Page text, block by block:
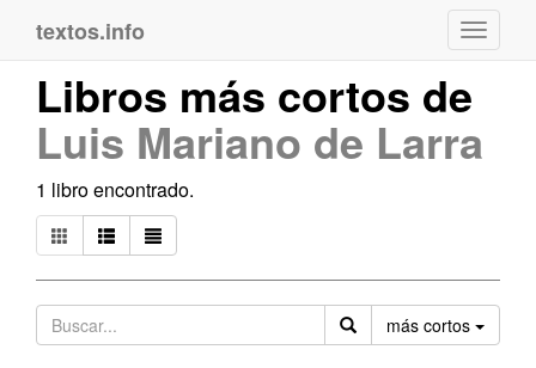
textos.info
Libros más cortos de
Luis Mariano de Larra
1 libro encontrado.
más cortos